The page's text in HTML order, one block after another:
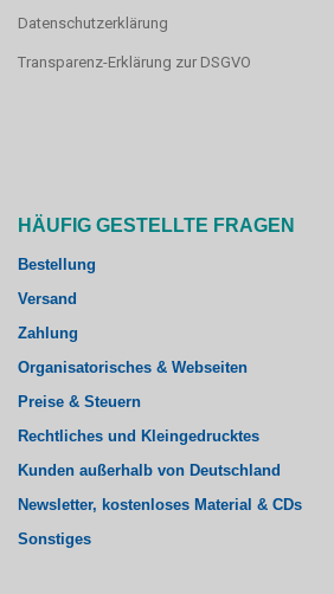
Datenschutzerklärung
Transparenz-Erklärung zur DSGVO
HÄUFIG GESTELLTE FRAGEN
Bestellung
Versand
Zahlung
Organisatorisches & Webseiten
Preise & Steuern
Rechtliches und Kleingedrucktes
Kunden außerhalb von Deutschland
Newsletter, kostenloses Material & CDs
Sonstiges